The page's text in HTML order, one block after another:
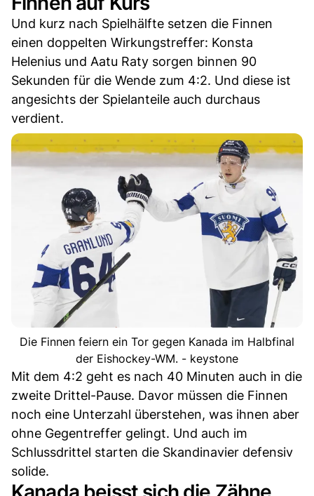
Und kurz nach Spielhälfte setzen die Finnen
einen doppelten Wirkungstreffer: Konsta
Helenius und Aatu Raty sorgen binnen 90
Sekunden für die Wende zum 4:2. Und diese ist
angesichts der Spielanteile auch durchaus
verdient.
Die Finnen feiern ein Tor gegen Kanada im Halbfinal
der Eishockey-WM. - keystone
Mit dem 4:2 geht es nach 40 Minuten auch in die
zweite Drittel-Pause. Davor müssen die Finnen
noch eine Unterzahl überstehen, was ihnen aber
ohne Gegentreffer gelingt. Und auch im
Schlussdrittel starten die Skandinavier defensiv
solide.